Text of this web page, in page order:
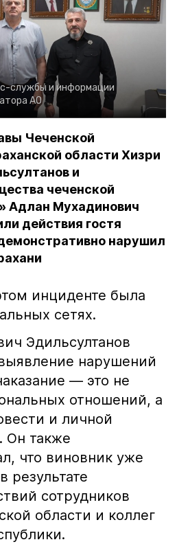
службы и информации
АО
Чеченской
области Хизри
и
чеченской
Адлан Мухадинович
действия гостя
нарушил
инциденте была
сетях.
Эдильсултанов
нарушений
— это не
отношений, а
и личной
Он также
что виновник уже
результате
сотрудников
области и коллег